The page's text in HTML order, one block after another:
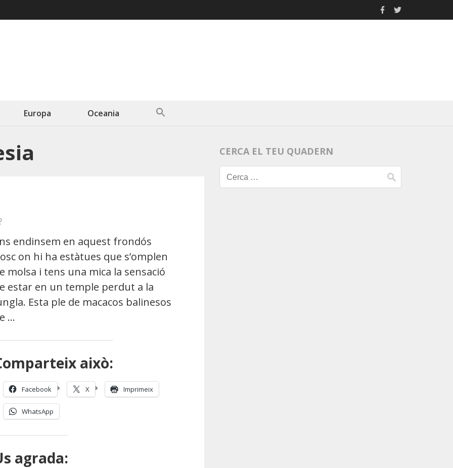
Europa Oceania
endinsem en aquest frondós
on hi ha estàtues que s’omplen
molsa i tens una mica la sensació
estar en un temple perdut a la
Esta ple de macacos balinesos
…
això:
Facebook X Imprimeix
WhatsApp
agrada:
CERCA EL TEU QUADERN
Cerca: